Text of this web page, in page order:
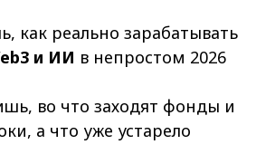
как реально зарабатывать
и ИИ в непростом 2026
во что заходят фонды и
а что уже устарело